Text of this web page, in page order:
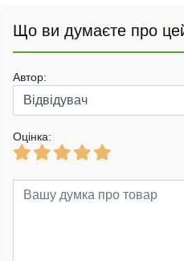
Що ви думаєте про
Автор:
Оцінка: